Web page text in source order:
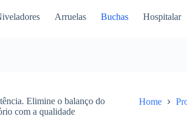
Arruelas Buchas Hospitalar
Home